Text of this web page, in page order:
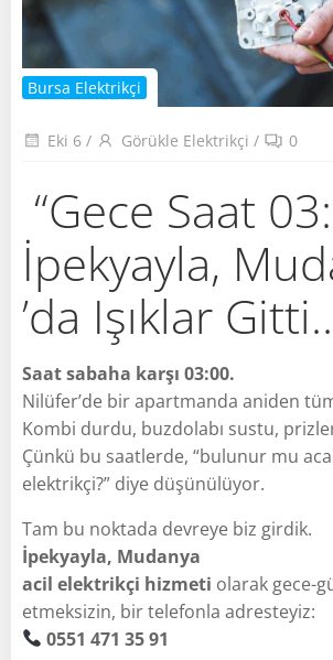
Bursa Elektrikçi
Eki 6 / Görükle Elektrikçi / 0
“Gece Saat
İpekyayla,
’da Işıklar
Saat sabaha karşı 03:00.
Nilüfer’de bir apartmanda aniden
Kombi durdu, buzdolabı sustu,
Çünkü bu saatlerde, “bulunur mu
elektrikçi?” diye düşünülüyor.
Tam bu noktada devreye biz girdik.
İpekyayla, Mudanya
acil elektrikçi hizmeti olarak gece-
etmeksizin, bir telefonla adresteyiz:
0551 471 35 91